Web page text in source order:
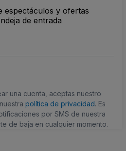
espectáculos y ofertas
de entrada
una cuenta, aceptas nuestro
política de privacidad. Es
por SMS de nuestra
de baja en cualquier momento.